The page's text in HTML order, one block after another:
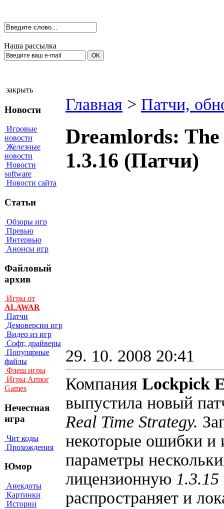
Наша рассылка
закрыть
Новости
Игровые
новости
Железные
новости
Новости
software
Новости сайта
Статьи
Обзоры игр
Превью
Интервью
Анонсы игр
Файловый
архив
Игры от
ALAWAR
Патчи
Демоверсии игр
Видео из игр
Софт, драйверы
Популярные
файлы
Флеш игры
Игры Armor
Games
Нечестная
игра
Чит коды
Прохождения
Юмор
Анекдоты
Картинки
Истории
Главная > Патчи,
Dreamlords: The
1.3.16 (Патчи)
29. 10. 2008 20:41
Компания Lockpick
выпустила новый
Real Time Strategy.
некоторые ошибки и
параметры
лицензионную 1.3.15
распространяет и